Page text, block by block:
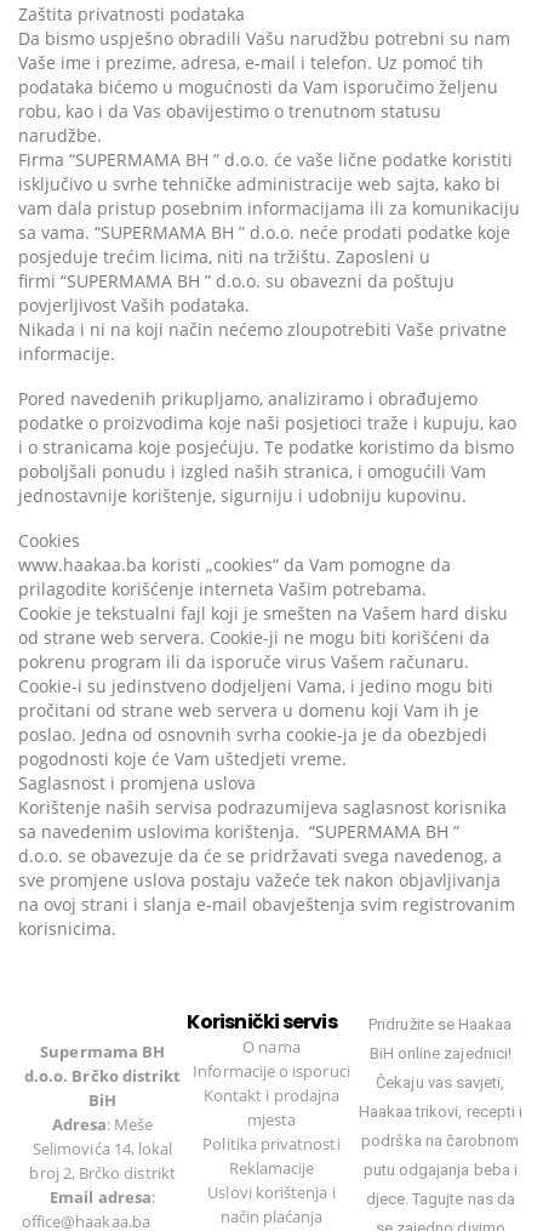
Zaštita privatnosti podataka
Da bismo uspješno obradili Vašu narudžbu potrebni su nam
Vaše ime i prezime, adresa, e-mail i telefon. Uz pomoć tih
podataka bićemo u mogućnosti da Vam isporučimo željenu
robu, kao i da Vas obavijestimo o trenutnom statusu
narudžbe.
Firma “SUPERMAMA BH ” d.o.o. će vaše lične podatke koristiti
isključivo u svrhe tehničke administracije web sajta, kako bi
vam dala pristup posebnim informacijama ili za komunikaciju
sa vama. “SUPERMAMA BH ” d.o.o. neće prodati podatke koje
posjeduje trećim licima, niti na tržištu. Zaposleni u
firmi “SUPERMAMA BH ” d.o.o. su obavezni da poštuju
povjerljivost Vaših podataka.
Nikada i ni na koji način nećemo zloupotrebiti Vaše privatne
informacije.
Pored navedenih prikupljamo, analiziramo i obrađujemo
podatke o proizvodima koje naši posjetioci traže i kupuju, kao
i o stranicama koje posjećuju. Te podatke koristimo da bismo
poboljšali ponudu i izgled naših stranica, i omogućili Vam
jednostavnije korištenje, sigurniju i udobniju kupovinu.
Cookies
www.haakaa.ba koristi „cookies“ da Vam pomogne da
prilagodite korišćenje interneta Vašim potrebama.
Cookie je tekstualni fajl koji je smešten na Vašem hard disku
od strane web servera. Cookie-ji ne mogu biti korišćeni da
pokrenu program ili da isporuče virus Vašem računaru.
Cookie-i su jedinstveno dodjeljeni Vama, i jedino mogu biti
pročitani od strane web servera u domenu koji Vam ih je
poslao. Jedna od osnovnih svrha cookie-ja je da obezbjedi
pogodnosti koje će Vam uštedjeti vreme.
Saglasnost i promjena uslova
Korištenje naših servisa podrazumijeva saglasnost korisnika
sa navedenim uslovima korištenja. “SUPERMAMA BH ”
d.o.o. se obavezuje da će se pridržavati svega navedenog, a
sve promjene uslova postaju važeće tek nakon objavljivanja
na ovoj strani i slanja e-mail obavještenja svim registrovanim
korisnicima.
Supermama BH
d.o.o. Brčko distrikt
BiH
Adresa: Meše
Selimovića 14, lokal
broj 2, Brčko distrikt
Email adresa:
office@haakaa.ba
Korisnički servis
O nama
Informacije o isporuci
Kontakt i prodajna
mjesta
Politika privatnosti
Reklamacije
Uslovi korištenja i
način plaćanja
Pridružite se Haakaa
BiH online zajednici!
Čekaju vas savjeti,
Haakaa trikovi, recepti i
podrška na čarobnom
putu odgajanja beba i
djece. Tagujte nas da